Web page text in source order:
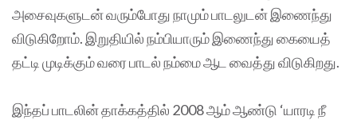
அசைவுகளுடன் வரும்போது நாமும் பாடலுடன் இணைந்து
விடுகிறோம். இறுதியில் நம்பியாரும் இணைந்து கையைத்
தட்டி முடிக்கும் வரை பாடல் நம்மை ஆட வைத்து விடுகிறது.
இந்தப் பாடலின் தாக்கத்தில் 2008 ஆம் ஆண்டு ‘யாரடி நீ